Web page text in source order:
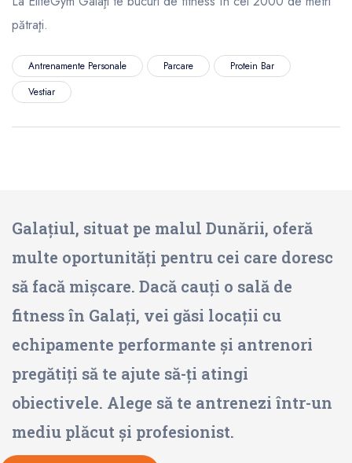
pătraţi.
Antrenamente Personale Parcare
Protein Bar
Vestiar
Galațiul, situat pe malul Dunării, oferă
multe oportunități pentru cei care doresc
să facă mișcare. Dacă cauți o sală de
fitness în Galați, vei găsi locații cu
echipamente performante și antrenori
pregătiți să te ajute să-ți atingi
obiectivele. Alege să te antrenezi într-un
mediu plăcut și profesionist.